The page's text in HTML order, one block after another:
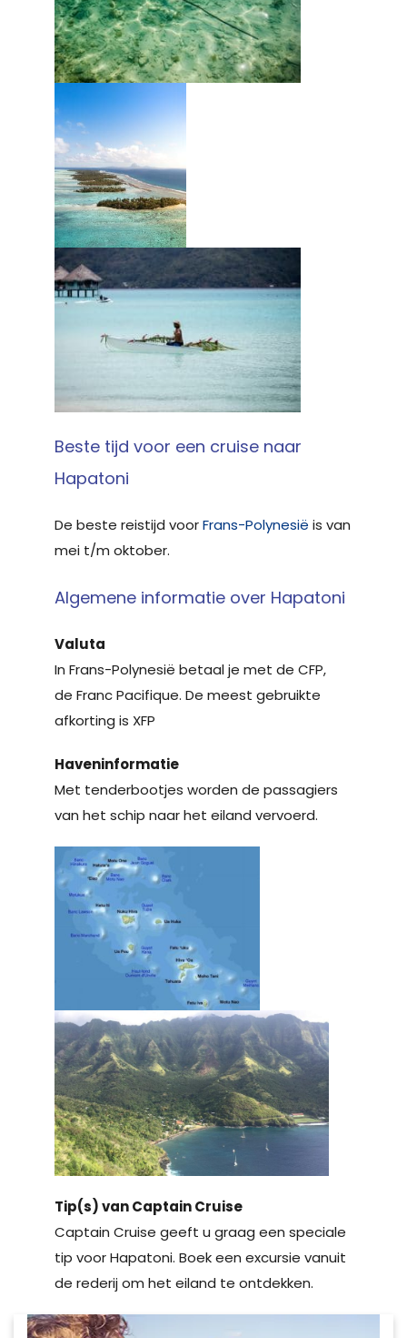
Beste tijd voor een cruise naar
Hapatoni
De beste reistijd voorFrans-Polynesië is van
mei t/m oktober.
Algemene informatie over Hapatoni
Valuta
In Frans-Polynesië betaal je met de CFP,
de Franc Pacifique. De meest gebruikte
afkorting is XFP
Haveninformatie
Met tenderbootjes worden de passagiers
van het schip naar het eiland vervoerd.
Tip(s) van Captain Cruise
Captain Cruise geeft u graag een speciale
tip voor Hapatoni. Boek een excursie vanuit
de rederij om het eiland te ontdekken.